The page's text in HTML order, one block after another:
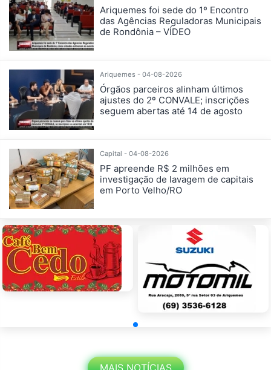
Ariquemes foi sede do 1º Encontro
das Agências Reguladoras Municipais
de Rondônia – VÍDEO
Ariquemes - 04-08-2026
Órgãos parceiros alinham últimos
ajustes do 2º CONVALE; inscrições
seguem abertas até 14 de agosto
Capital - 04-08-2026
PF apreende R$ 2 milhões em
investigação de lavagem de capitais
em Porto Velho/RO
MAIS NOTÍCIAS